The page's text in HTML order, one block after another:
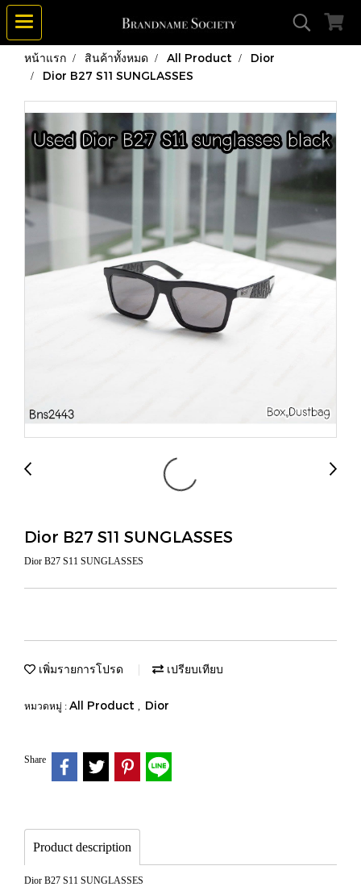
หน้าแรก สินค้าทั้งหมด All Product
Dior
Dior B27 S11 SUNGLASSES
Dior B27 S11 SUNGLASSES
Dior B27 S11 SUNGLASSES
เพิ่มรายการโปรด เปรียบเทียบ
หมวดหมู่ : All Product , Dior
Share
Product description
Dior B27 S11 SUNGLASSES